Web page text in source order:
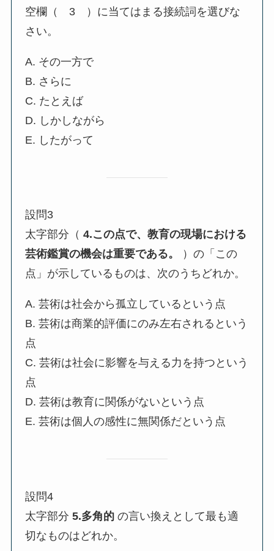
空欄（ 3 ）に当てはまる接続詞を選びな
さい。
A. その一方で
B. さらに
C. たとえば
D. しかしながら
E. したがって
設問3
太字部分（4.この点で、教育の現場における
芸術鑑賞の機会は重要である。
）の「この
点」が示しているものは、次のうちどれか。
A. 芸術は社会から孤立しているという点
B. 芸術は商業的評価にのみ左右されるという
点
C. 芸術は社会に影響を与える力を持つという
点
D. 芸術は教育に関係がないという点
E. 芸術は個人の感性に無関係だという点
設問4
太字部分5.多角的 の言い換えとして最も適
切なものはどれか。